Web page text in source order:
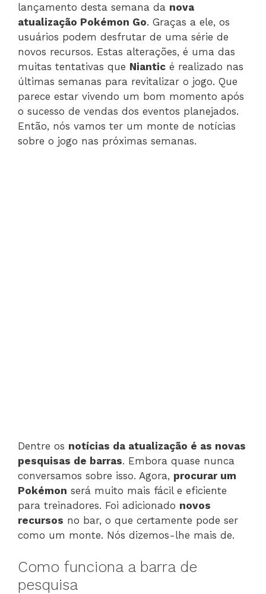
lançamento desta semana da nova
atualização Pokémon Go. Graças a ele, os
usuários podem desfrutar de uma série de
novos recursos. Estas alterações, é uma das
muitas tentativas que Niantic é realizado nas
últimas semanas para revitalizar o jogo. Que
parece estar vivendo um bom momento após
o sucesso de vendas dos eventos planejados.
Então, nós vamos ter um monte de notícias
sobre o jogo nas próximas semanas.
Dentre os notícias da atualização é as novas
pesquisas de barras. Embora quase nunca
conversamos sobre isso. Agora, procurar um
Pokémon será muito mais fácil e eficiente
para treinadores. Foi adicionado novos
recursos no bar, o que certamente pode ser
como um monte. Nós dizemos-lhe mais de.
Como funciona a barra de
pesquisa